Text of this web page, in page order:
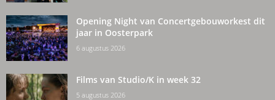
Opening Night van Concertgebouworkest dit
jaar in Oosterpark
6 augustus 2026
Films van Studio/K in week 32
5 augustus 2026